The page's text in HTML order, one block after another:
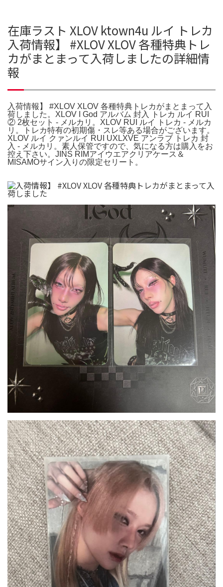
在庫ラスト XLOV ktown4u ルイ トレカ
入荷情報】 #XLOV XLOV 各種特典トレ
カがまとまって入荷しましたの詳細情
報
入荷情報】 #XLOV XLOV 各種特典トレカがまとまって入
荷しました。XLOV I God アルバム 封入 トレカ ルイ RUI
② 2枚セット - メルカリ。XLOV RUI ルイ トレカ - メルカ
リ。トレカ特有の初期傷・スレ等ある場合がございます。
XLOV ルイ クァンルイ RUI UXLXVE アンラブ トレカ 封
入 - メルカリ。素人保管ですので、気になる方は購入をお
控え下さい。JINS RIMアイウエアクリアケース＆
MISAMOサイン入りの限定セリート。